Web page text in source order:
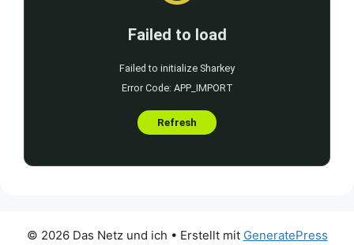
© 2026 Das Netz und ich • Erstellt mit GeneratePress